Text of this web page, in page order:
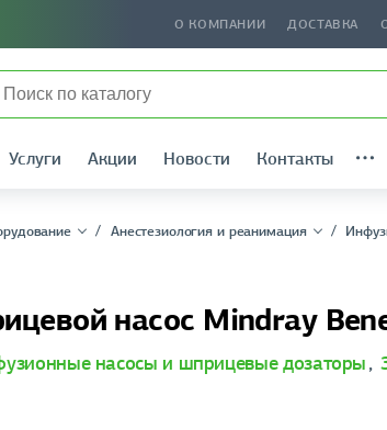
О КОМПАНИИ ДОСТАВКА
Услуги Акции Новости Контакты
Анестезиология и реанимация
насос Mindray
насосы и шприцевые дозаторы,